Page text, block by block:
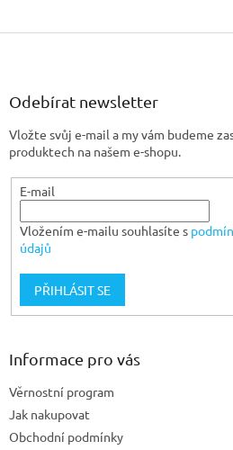
Z
Odebírat newsletter
Vložte svůj e-mail a my vám budeme
produktech na našem e-shopu.
E-mail
Vložením e-mailu souhlasíte s
údajů
PŘIHLÁSIT SE
Informace pro vás
Věrnostní program
Jak nakupovat
Obchodní podmínky